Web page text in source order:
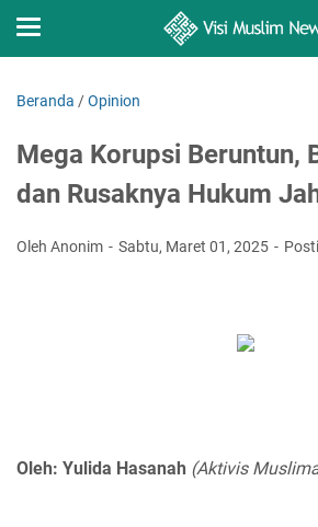
Beranda /Opinion
Mega Korupsi Beruntun,
dan Rusaknya Hukum
Oleh Anonim Sabtu, Maret 01, 2025
Oleh: Yulida Hasanah (Aktivis